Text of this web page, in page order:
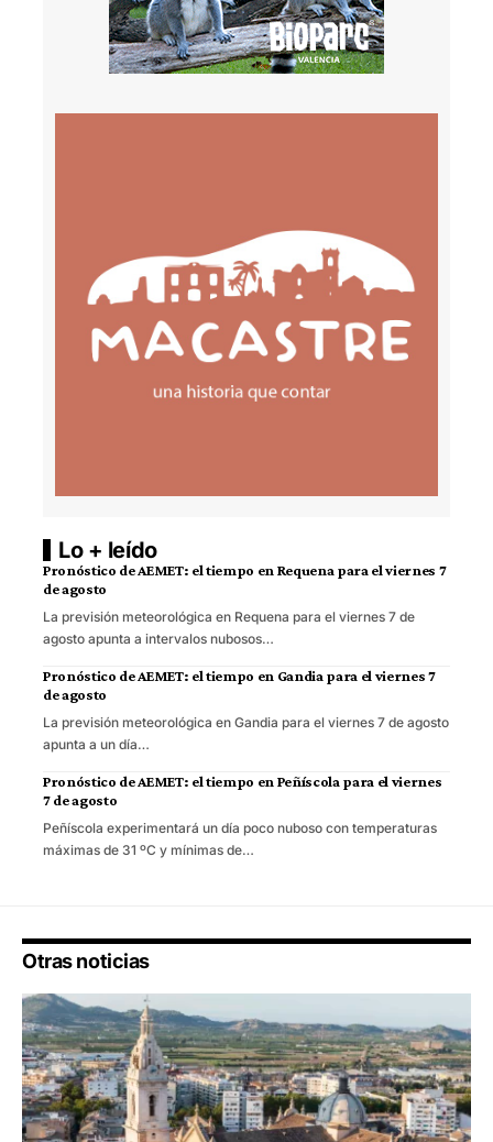
Lo + leído
Pronóstico de AEMET: el tiempo en Requena para el viernes 7
de agosto
La previsión meteorológica en Requena para el viernes 7 de
agosto apunta a intervalos nubosos…
Pronóstico de AEMET: el tiempo en Gandia para el viernes 7
de agosto
La previsión meteorológica en Gandia para el viernes 7 de agosto
apunta a un día…
Pronóstico de AEMET: el tiempo en Peñíscola para el viernes
7 de agosto
Peñíscola experimentará un día poco nuboso con temperaturas
máximas de 31 ºC y mínimas de…
Otras noticias